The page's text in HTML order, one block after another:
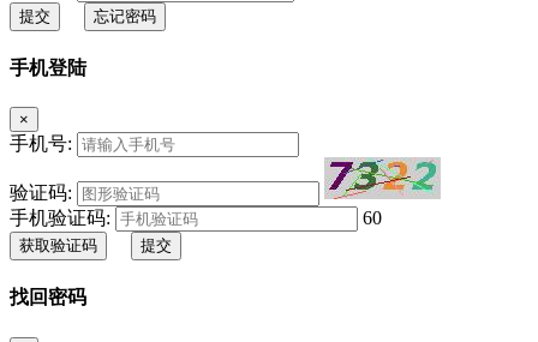
提交 忘记密码
手机登陆
×
手机号:
验证码:
手机验证码:
60
获取验证码 提交
找回密码